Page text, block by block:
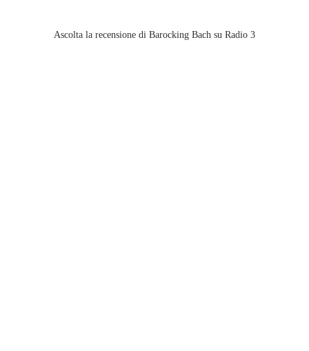
Ascolta la recensione di Barocking Bach su Radio 3